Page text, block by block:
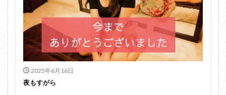
2025年6月16日
夜もすがら